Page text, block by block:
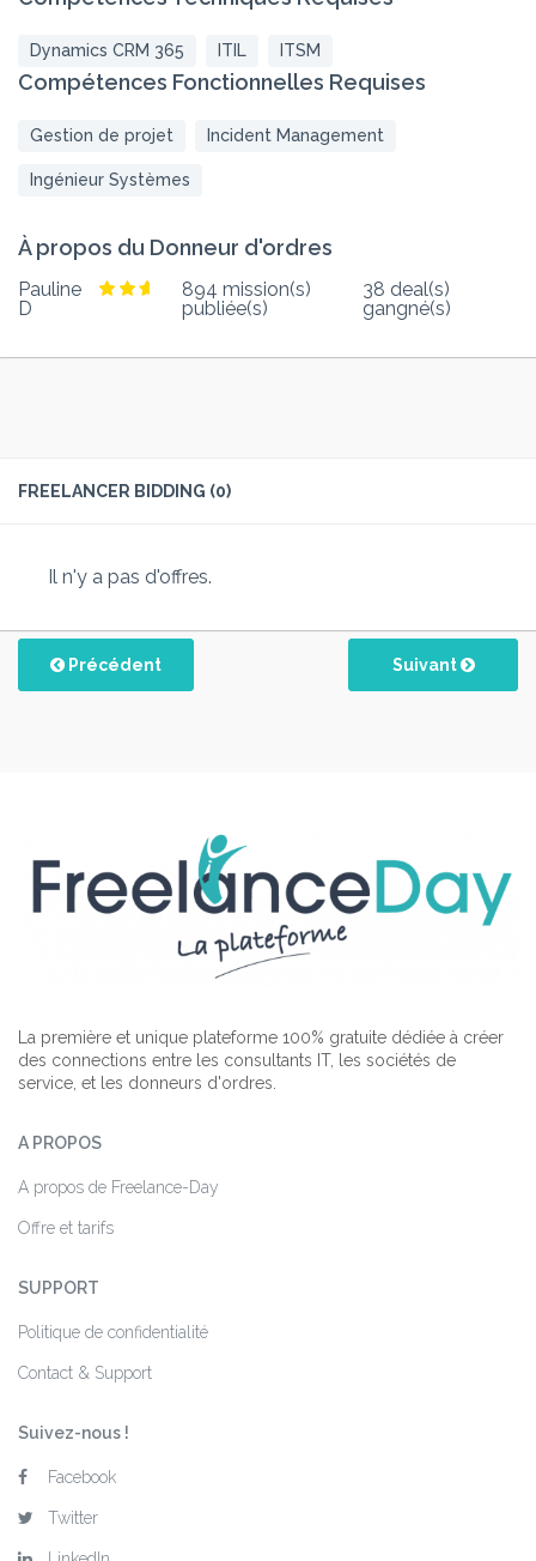
Dynamics CRM 365 ITIL ITSM
Compétences Fonctionnelles Requises
Gestion de projet Incident Management
Ingénieur Systèmes
À propos du Donneur d'ordres
Pauline
D
894 mission(s)
publiée(s)
38 deal(s)
gangné(s)
FREELANCER BIDDING (0)
Il n'y a pas d'offres.
Précédent Suivant
La première et unique plateforme 100% gratuite dédiée à créer
des connections entre les consultants IT, les sociétés de
service, et les donneurs d'ordres.
A PROPOS
A propos de Freelance-Day
Offre et tarifs
SUPPORT
Politique de confidentialité
Contact & Support
Suivez-nous !
Facebook
Twitter